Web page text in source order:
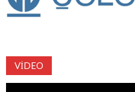
VIDEO